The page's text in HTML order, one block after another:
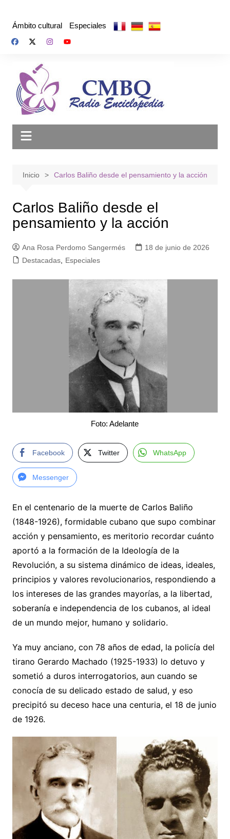
Ámbito cultural Especiales
Inicio Carlos Baliño desde el pensamiento y la acción
Carlos Baliño desde el
pensamiento y la acción
Ana Rosa Perdomo Sangermés
18 de junio de 2026
Destacadas, Especiales
Foto: Adelante
Facebook Twitter WhatsApp
Messenger
En el centenario de la muerte de Carlos Baliño
(1848-1926), formidable cubano que supo combinar
acción y pensamiento, es meritorio recordar cuánto
aportó a la formación de la Ideología de la
Revolución, a su sistema dinámico de ideas, ideales,
principios y valores revolucionarios, respondiendo a
los intereses de las grandes mayorías, a la libertad,
soberanía e independencia de los cubanos, al ideal
de un mundo mejor, humano y solidario.
Ya muy anciano, con 78 años de edad, la policía del
tirano Gerardo Machado (1925-1933) lo detuvo y
sometió a duros interrogatorios, aun cuando se
conocía de su delicado estado de salud, y eso
precipitó su deceso hace una centuria, el 18 de junio
de 1926.